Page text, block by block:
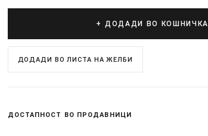
+ ДОДАДИ ВО КОШНИЧКА
ДОДАДИ ВО ЛИСТА НА ЖЕЛБИ
ДОСТАПНОСТ ВО ПРОДАВНИЦИ